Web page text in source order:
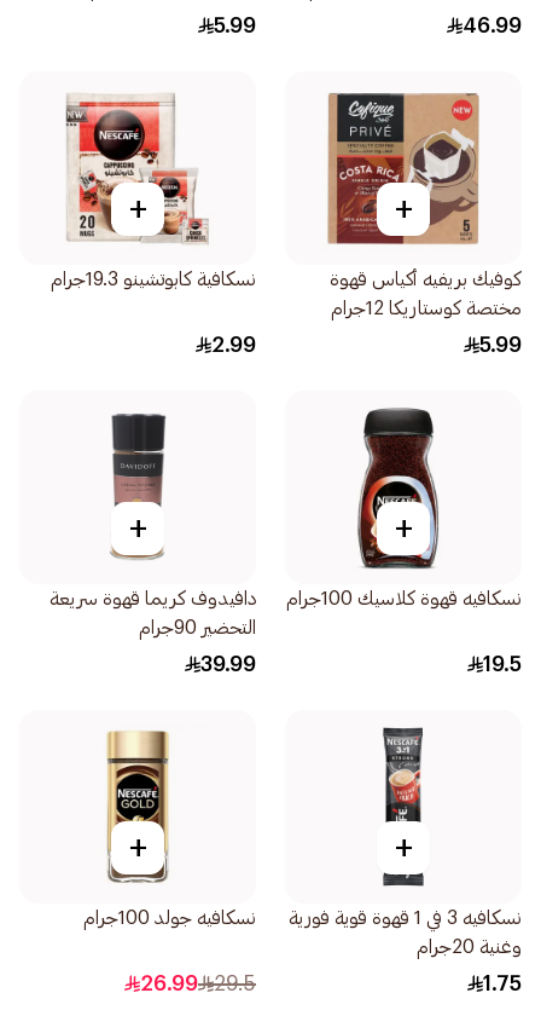
46.99
5.99
+
كوفيك بريفيه أكياس قهوة
مختصة كوستاريكا 12جرام
5.99
+
نسكافية كابوتشينو 19.3جرام
2.99
+
نسكافيه قهوة كلاسيك 100جرام
19.5
+
دافيدوف كريما قهوة سريعة
التحضير 90جرام
39.99
+
نسكافيه 3 في 1 قهوة قوية فورية
وغنية 20جرام
1.75
+
نسكافيه جولد 100جرام
29.5
26.99